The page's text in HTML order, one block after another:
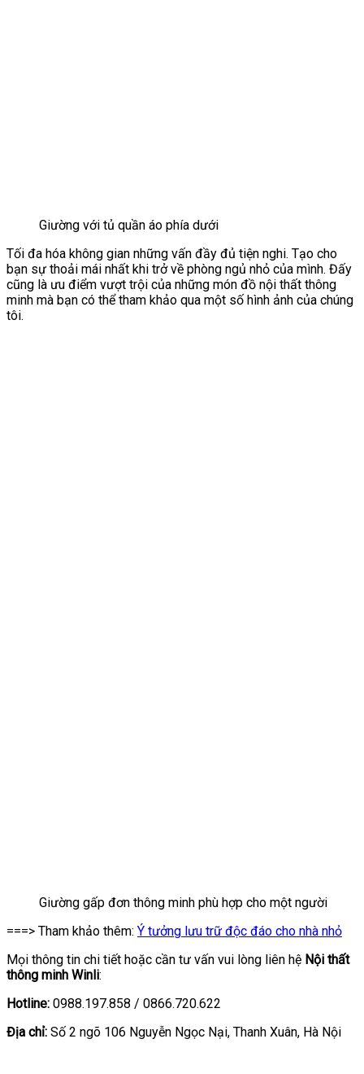
Giường với tủ quần áo phía dưới
Tối đa hóa không gian những vấn đầy đủ tiện nghi. Tạo cho
bạn sự thoải mái nhất khi trở về phòng ngủ nhỏ của mình. Đấy
cũng là ưu điểm vượt trội của những món đồ nội thất thông
minh mà bạn có thể tham khảo qua một số hình ảnh của chúng
tôi.
Giường gấp đơn thông minh phù hợp cho một người
===> Tham khảo thêm: Ý tưởng lưu trữ độc đáo cho nhà nhỏ
Mọi thông tin chi tiết hoặc cần tư vấn vui lòng liên hệ Nội thất
thông minh Winli:
Hotline: 0988.197.858 / 0866.720.622
Địa chỉ: Số 2 ngõ 106 Nguyễn Ngọc Nại, Thanh Xuân, Hà Nội